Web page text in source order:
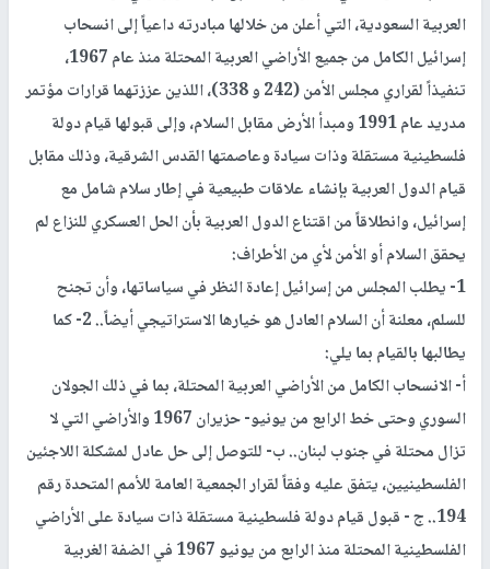
العربية السعودية، التي أعلن من خلالها مبادرته داعياً إلى انسحاب
إسرائيل الكامل من جميع الأراضي العربية المحتلة منذ عام 1967،
تنفيذاً لقراري مجلس الأمن (242 و 338)، اللذين عززتهما قرارات مؤتمر
مدريد عام 1991 ومبدأ الأرض مقابل السلام، وإلى قبولها قيام دولة
فلسطينية مستقلة وذات سيادة وعاصمتها القدس الشرقية، وذلك مقابل
قيام الدول العربية بإنشاء علاقات طبيعية في إطار سلام شامل مع
إسرائيل، وانطلاقاً من اقتناع الدول العربية بأن الحل العسكري للنزاع لم
يحقق السلام أو الأمن لأي من الأطراف:
1- يطلب المجلس من إسرائيل إعادة النظر في سياساتها، وأن تجنح
للسلم، معلنة أن السلام العادل هو خيارها الاستراتيجي أيضاً.. 2- كما
يطالبها بالقيام بما يلي:
أ- الانسحاب الكامل من الأراضي العربية المحتلة، بما في ذلك الجولان
السوري وحتى خط الرابع من يونيو- حزيران 1967 والأراضي التي لا
تزال محتلة في جنوب لبنان.. ب- للتوصل إلى حل عادل لمشكلة اللاجئين
الفلسطينيين، يتفق عليه وفقاً لقرار الجمعية العامة للأمم المتحدة رقم
194.. ج - قبول قيام دولة فلسطينية مستقلة ذات سيادة على الأراضي
الفلسطينية المحتلة منذ الرابع من يونيو 1967 في الضفة الغربية